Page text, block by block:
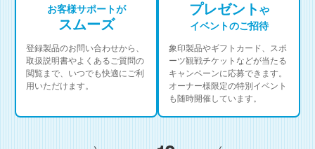
お客様サポートが
スムーズ
登録製品のお問い合わせから、
取扱説明書やよくあるご質問の
閲覧まで、いつでも快適にご利
用いただけます。
プレゼントや
イベントのご招待
象印製品やギフトカード、スポ
ーツ観戦チケットなどが当たる
キャンペーンに応募できます。
オーナー様限定の特別イベント
も随時開催しています。